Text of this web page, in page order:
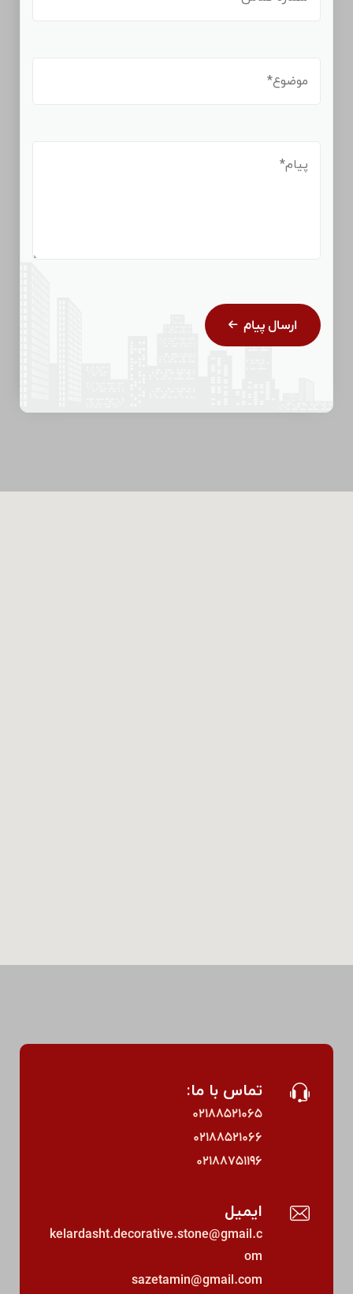
ارسال پیام
تماس با ما:
۰۲۱۸۸۵۲۱۰۶۵
۰۲۱۸۸۵۲۱۰۶۶
۰۲۱۸۸۷۵۱۱۹۶
ایمیل
kelardasht.decorative.stone@gmail.c
om
sazetamin@gmail.com